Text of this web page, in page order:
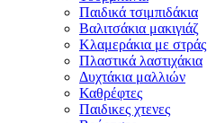
Παιδικά τσιμπιδάκια
Βαλιτσάκια μακιγιάζ
Κλαμεράκια με στράς
Πλαστικά λαστιχάκια
Δυχτάκια μαλλιών
Καθρέφτες
Παιδικες χτενες